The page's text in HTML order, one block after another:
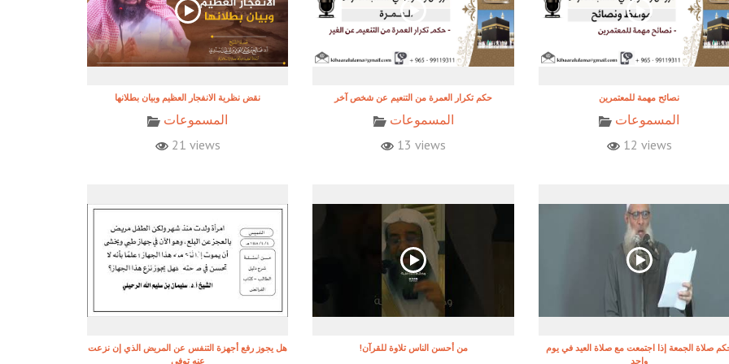
نقض نظرية الانفجار العظيم وبيان بطلانها
المسموعات
21 views
حكم تكرار العمرة من التنعيم عن شخص آخر
المسموعات
13 views
نصائح مهمة للمعتمرين
المسموعات
12 views
هل يجوز رفع أجهزة التنفس عن المريض الذي إن نزعت
عنه توفي
!من أحسن الناس تلاوة للقرآن
صلاة الجمعة إذا اجتمعت مع صلاة العيد في يوم
واحد